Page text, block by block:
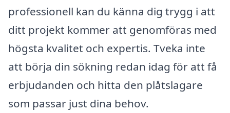
professionell kan du känna dig trygg i att
ditt projekt kommer att genomföras med
högsta kvalitet och expertis. Tveka inte
att börja din sökning redan idag för att få
erbjudanden och hitta den plåtslagare
som passar just dina behov.